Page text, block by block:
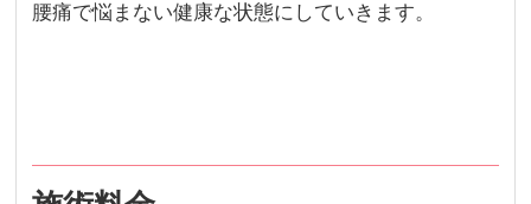
腰痛で悩まない健康な状態にしていきます。